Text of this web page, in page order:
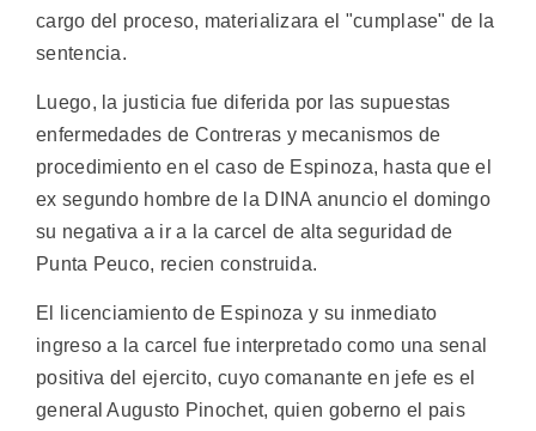
cargo del proceso, materializara el "cumplase" de la
sentencia.
Luego, la justicia fue diferida por las supuestas
enfermedades de Contreras y mecanismos de
procedimiento en el caso de Espinoza, hasta que el
ex segundo hombre de la DINA anuncio el domingo
su negativa a ir a la carcel de alta seguridad de
Punta Peuco, recien construida.
El licenciamiento de Espinoza y su inmediato
ingreso a la carcel fue interpretado como una senal
positiva del ejercito, cuyo comanante en jefe es el
general Augusto Pinochet, quien goberno el pais